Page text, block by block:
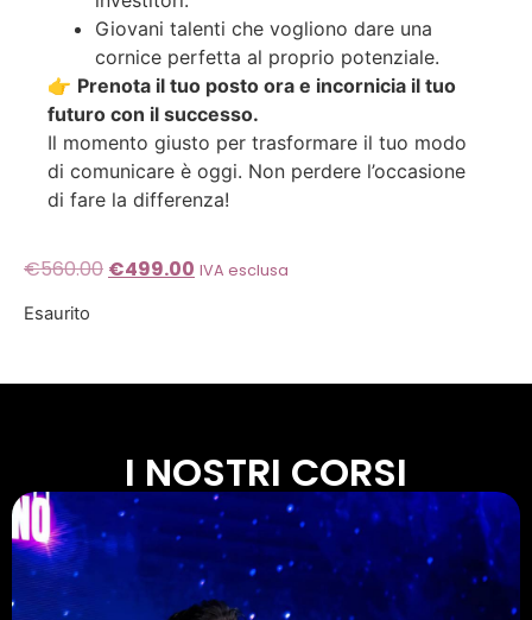
Giovani talenti che vogliono dare una
cornice perfetta al proprio potenziale.
👉 Prenota il tuo posto ora e incornicia il tuo
futuro con il successo.
Il momento giusto per trasformare il tuo modo
di comunicare è oggi. Non perdere l’occasione
di fare la differenza!
€560.00 €499.00 IVA esclusa
Esaurito
I NOSTRI CORSI